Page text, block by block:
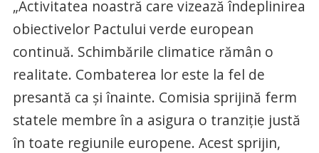
„Activitatea noastră care vizează îndeplinirea
obiectivelor Pactului verde european
continuă. Schimbările climatice rămân o
realitate. Combaterea lor este la fel de
presantă ca şi înainte. Comisia sprijină ferm
statele membre în a asigura o tranziţie justă
în toate regiunile europene. Acest sprijin,